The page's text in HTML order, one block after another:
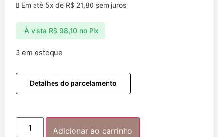
Em até 5x de R$ 21,80 sem juros
À vista R$98,10 no Pix
3 em estoque
Detalhes do parcelamento
Adicionar ao carrinho